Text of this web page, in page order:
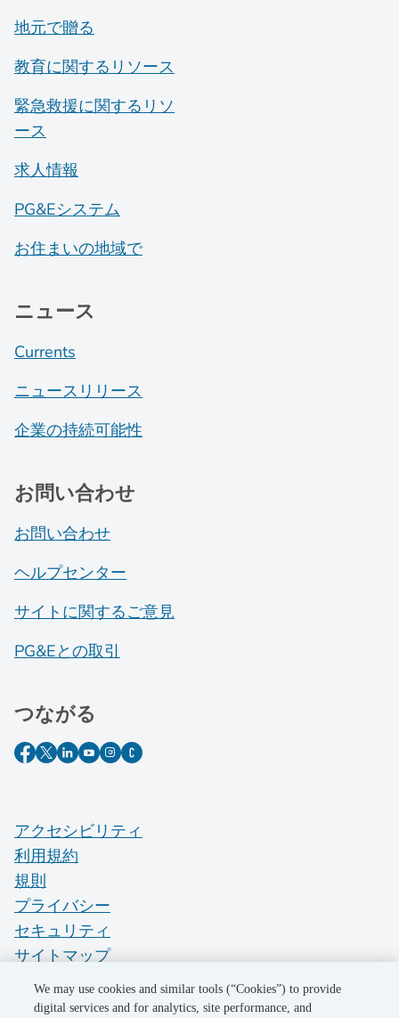
地元で贈る
教育に関するリソース
緊急救援に関するリソ
ース
求人情報
PG&Eシステム
お住まいの地域で
ニュース
Currents
ニュースリリース
企業の持続可能性
お問い合わせ
お問い合わせ
ヘルプセンター
サイトに関するご意見
PG&Eとの取引
つながる
アクセシビリティ
利用規約
規則
プライバシー
セキュリティ
サイトマップ
Do Not Sell My Personal Information
We may use cookies and similar tools (“Cookies”) to provide
digital services and for analytics, site performance, and